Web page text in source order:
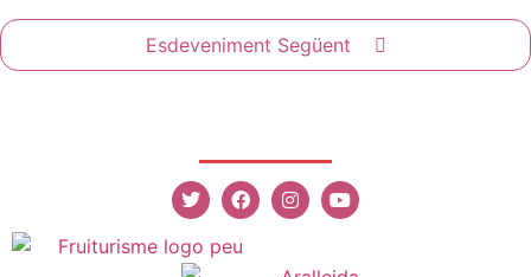
Esdeveniment Següent